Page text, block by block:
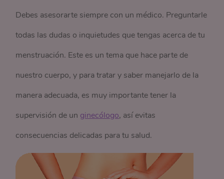
Debes asesorarte siempre con un médico. Preguntarle
todas las dudas o inquietudes que tengas acerca de tu
menstruación. Este es un tema que hace parte de
nuestro cuerpo, y para tratar y saber manejarlo de la
manera adecuada, es muy importante tener la
supervisión de un ginecólogo, así evitas
consecuencias delicadas para tu salud.